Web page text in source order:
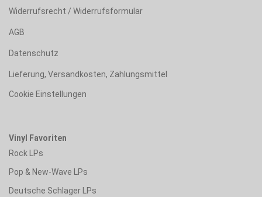
Widerrufsrecht / Widerrufsformular
AGB
Datenschutz
Lieferung, Versandkosten, Zahlungsmittel
Cookie Einstellungen
Vinyl Favoriten
Rock LPs
Pop & New-Wave LPs
Deutsche Schlager LPs